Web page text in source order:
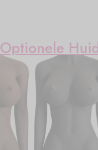
Optionele